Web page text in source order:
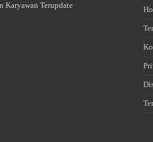
Karyawan Terupdate